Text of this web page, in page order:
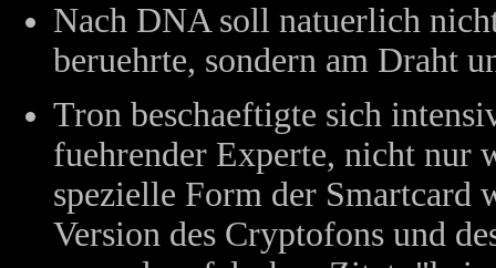
Nach DNA soll natuerlich
beruehrte, sondern am Draht
Tron beschaeftigte sich
fuehrender Experte, nicht nur
spezielle Form der Smartcard
Version des Cryptofons und